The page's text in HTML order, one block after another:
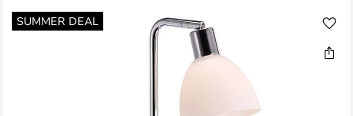
SUMMER DEAL
Zum
Ende